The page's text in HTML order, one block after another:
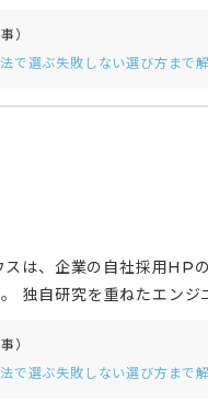
活かし、GoogleやYahoo
）
で選ぶ失敗しない選び方まで
は、企業の自社採用HP
独自研究を重ねたエン
全般のノウハウを活用
や戦略策定会議に同席す
）
で選ぶ失敗しない選び方まで